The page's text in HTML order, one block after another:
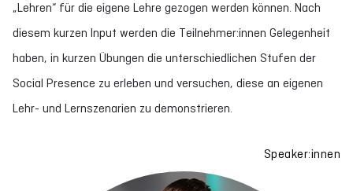
„Lehren“ für die eigene Lehre gezogen werden können. Nach
diesem kurzen Input werden die Teilnehmer:innen Gelegenheit
haben, in kurzen Übungen die unterschiedlichen Stufen der
Social Presence zu erleben und versuchen, diese an eigenen
Lehr- und Lernszenarien zu demonstrieren.
Speaker:innen